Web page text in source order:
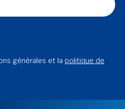
générales et la politique de